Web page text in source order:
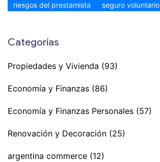
riesgos del prestamista
seguro voluntario
Categorías
Propiedades y Vivienda (93)
Economía y Finanzas (86)
Economía y Finanzas Personales (57)
Renovación y Decoración (25)
argentina commerce (12)